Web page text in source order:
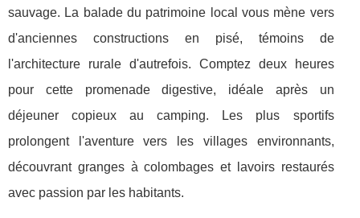
sauvage. La balade du patrimoine local vous mène vers
d'anciennes constructions en pisé, témoins de
l'architecture rurale d'autrefois. Comptez deux heures
pour cette promenade digestive, idéale après un
déjeuner copieux au camping. Les plus sportifs
prolongent l'aventure vers les villages environnants,
découvrant granges à colombages et lavoirs restaurés
avec passion par les habitants.